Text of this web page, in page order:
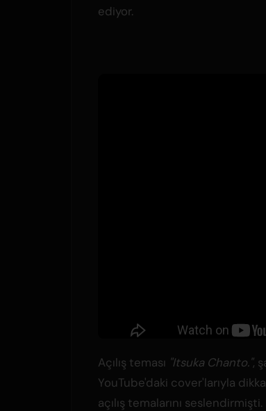
ediyor.
Açılış teması "Itsuka Chanto.",
YouTube'daki cover'larıyla
açılış temalarını seslendirmişti.